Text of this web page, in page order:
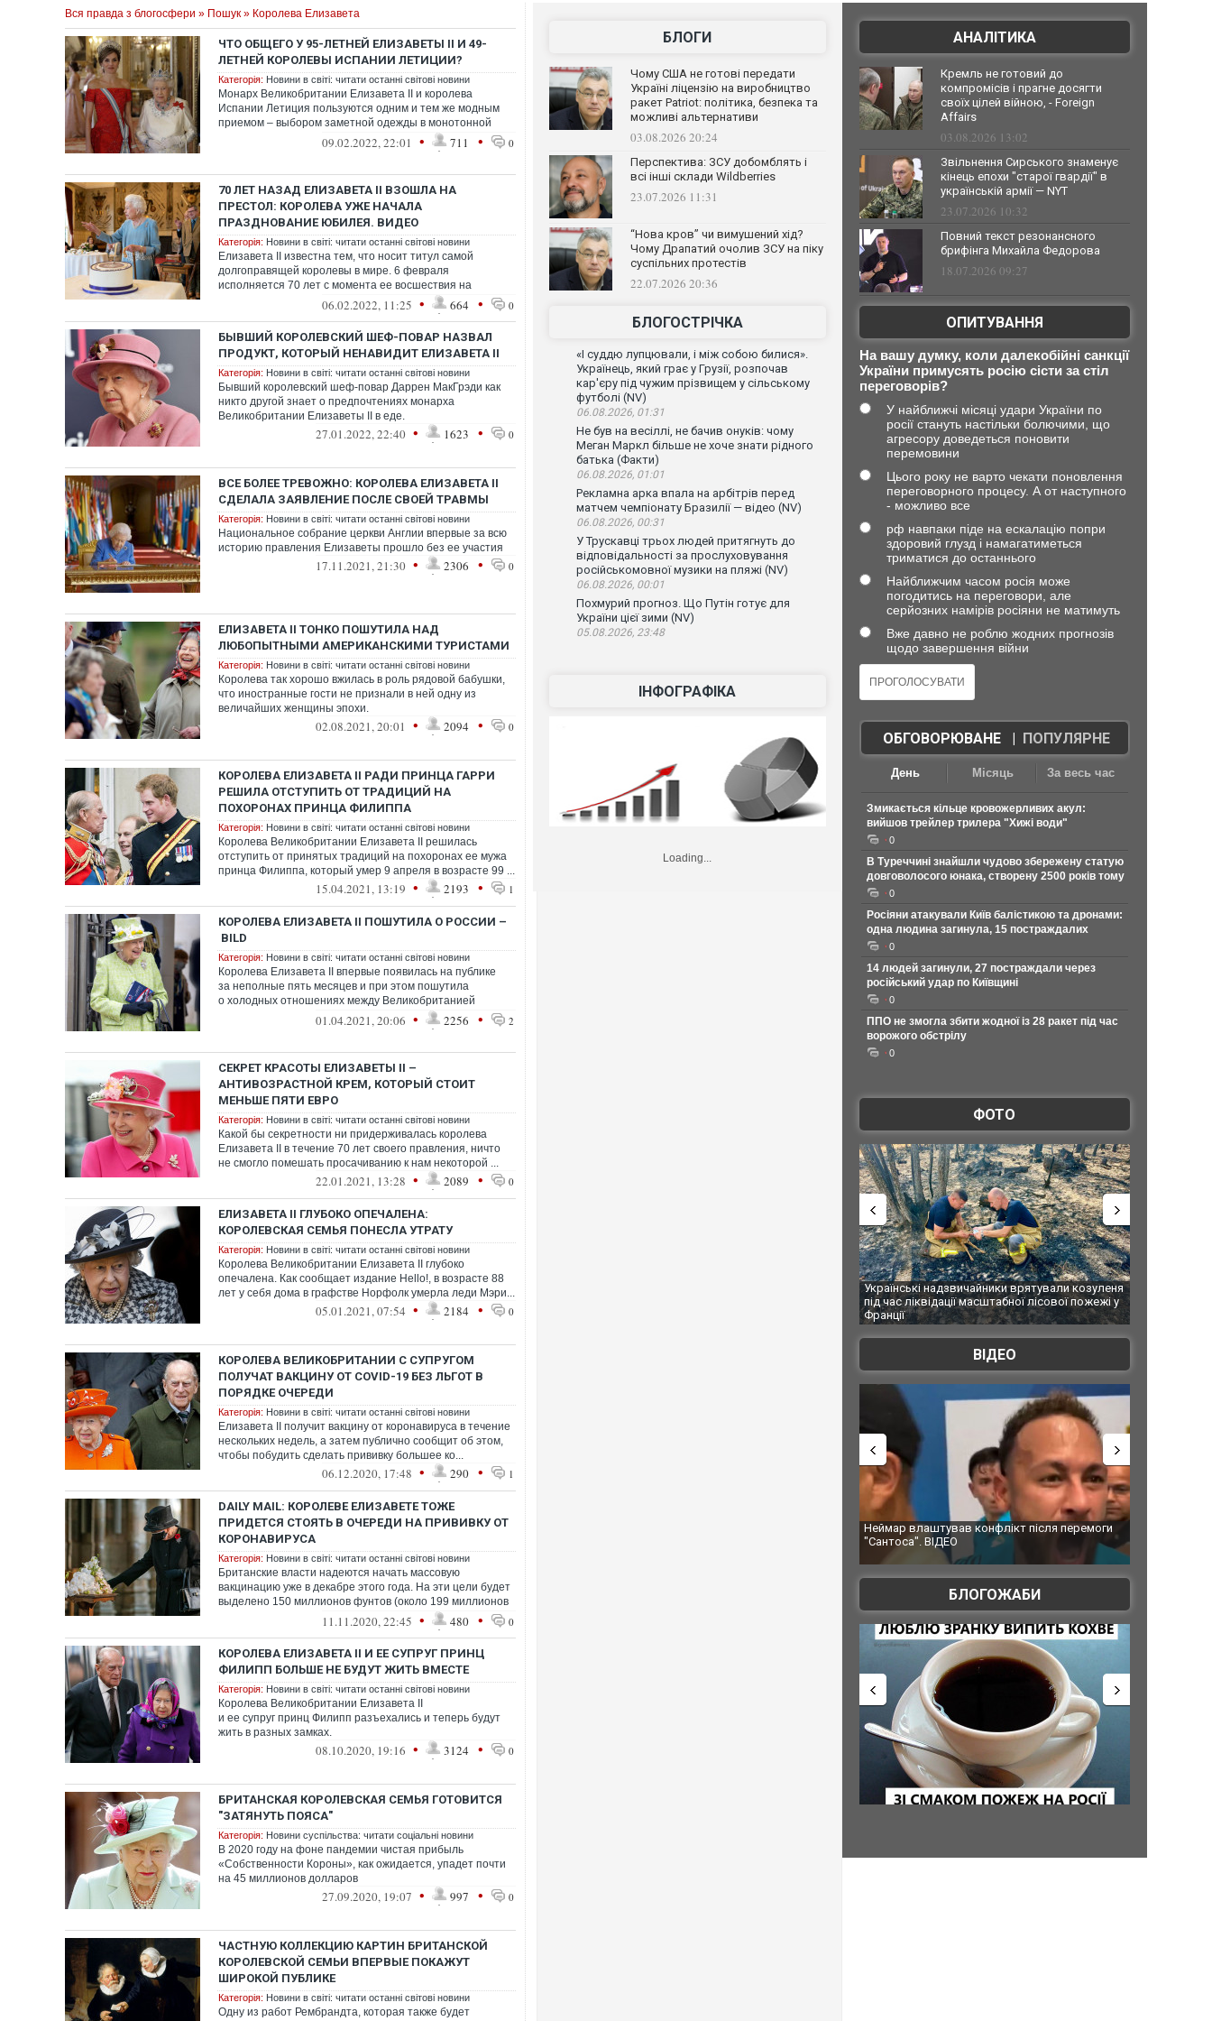
Вся правда з блогосфери » Пошук » Королева Елизавета
ЧТО ОБЩЕГО У 95-ЛЕТНЕЙ ЕЛИЗАВЕТЫ II И 49-
ЛЕТНЕЙ КОРОЛЕВЫ ИСПАНИИ ЛЕТИЦИИ?
Категорія: Новини в світі: читати останні світові новини
Монарх Великобритании Елизавета II и королева
Испании Летиция пользуются одним и тем же модным
приемом – выбором заметной одежды в монотонной
09.02.2022, 22:01 • 711 • 0
70 ЛЕТ НАЗАД ЕЛИЗАВЕТА II ВЗОШЛА НА
ПРЕСТОЛ: КОРОЛЕВА УЖЕ НАЧАЛА
ПРАЗДНОВАНИЕ ЮБИЛЕЯ. ВИДЕО
Категорія: Новини в світі: читати останні світові новини
Елизавета ІІ известна тем, что носит титул самой
долгоправящей королевы в мире. 6 февраля
исполняется 70 лет с момента ее восшествия на
06.02.2022, 11:25 • 664 • 0
БЫВШИЙ КОРОЛЕВСКИЙ ШЕФ-ПОВАР НАЗВАЛ
ПРОДУКТ, КОТОРЫЙ НЕНАВИДИТ ЕЛИЗАВЕТА II
Категорія: Новини в світі: читати останні світові новини
Бывший королевский шеф-повар Даррен МакГрэди как
никто другой знает о предпочтениях монарха
Великобритании Елизаветы II в еде.
27.01.2022, 22:40 • 1623 • 0
ВСЕ БОЛЕЕ ТРЕВОЖНО: КОРОЛЕВА ЕЛИЗАВЕТА II
СДЕЛАЛА ЗАЯВЛЕНИЕ ПОСЛЕ СВОЕЙ ТРАВМЫ
Категорія: Новини в світі: читати останні світові новини
Национальное собрание церкви Англии впервые за всю
историю правления Елизаветы прошло без ее участия
17.11.2021, 21:30 • 2306 • 0
ЕЛИЗАВЕТА II ТОНКО ПОШУТИЛА НАД
ЛЮБОПЫТНЫМИ АМЕРИКАНСКИМИ ТУРИСТАМИ
Категорія: Новини в світі: читати останні світові новини
Королева так хорошо вжилась в роль рядовой бабушки,
что иностранные гости не признали в ней одну из
величайших женщины эпохи.
02.08.2021, 20:01 • 2094 • 0
КОРОЛЕВА ЕЛИЗАВЕТА II РАДИ ПРИНЦА ГАРРИ
РЕШИЛА ОТСТУПИТЬ ОТ ТРАДИЦИЙ НА
ПОХОРОНАХ ПРИНЦА ФИЛИППА
Категорія: Новини в світі: читати останні світові новини
Королева Великобритании Елизавета II решилась
отступить от принятых традиций на похоронах ее мужа
принца Филиппа, который умер 9 апреля в возрасте 99 ...
15.04.2021, 13:19 • 2193 • 1
КОРОЛЕВА ЕЛИЗАВЕТА II ПОШУТИЛА О РОССИИ –
BILD
Категорія: Новини в світі: читати останні світові новини
Королева Елизавета II впервые появилась на публике
за неполные пять месяцев и при этом пошутила
о холодных отношениях между Великобританией
01.04.2021, 20:06 • 2256 • 2
СЕКРЕТ КРАСОТЫ ЕЛИЗАВЕТЫ II –
АНТИВОЗРАСТНОЙ КРЕМ, КОТОРЫЙ СТОИТ
МЕНЬШЕ ПЯТИ ЕВРО
Категорія: Новини в світі: читати останні світові новини
Какой бы секретности ни придерживалась королева
Елизавета II в течение 70 лет своего правления, ничто
не смогло помешать просачиванию к нам некоторой ...
22.01.2021, 13:28 • 2089 • 0
ЕЛИЗАВЕТА II ГЛУБОКО ОПЕЧАЛЕНА:
КОРОЛЕВСКАЯ СЕМЬЯ ПОНЕСЛА УТРАТУ
Категорія: Новини в світі: читати останні світові новини
Королева Великобритании Елизавета II глубоко
опечалена. Как сообщает издание Hello!, в возрасте 88
лет у себя дома в графстве Норфолк умерла леди Мэри...
05.01.2021, 07:54 • 2184 • 0
КОРОЛЕВА ВЕЛИКОБРИТАНИИ С СУПРУГОМ
ПОЛУЧАТ ВАКЦИНУ ОТ COVID-19 БЕЗ ЛЬГОТ В
ПОРЯДКЕ ОЧЕРЕДИ
Категорія: Новини в світі: читати останні світові новини
Елизавета II получит вакцину от коронавируса в течение
нескольких недель, а затем публично сообщит об этом,
чтобы побудить сделать прививку большее ко...
06.12.2020, 17:48 • 290 • 1
DAILY MAIL: КОРОЛЕВЕ ЕЛИЗАВЕТЕ ТОЖЕ
ПРИДЕТСЯ СТОЯТЬ В ОЧЕРЕДИ НА ПРИВИВКУ ОТ
КОРОНАВИРУСА
Категорія: Новини в світі: читати останні світові новини
Британские власти надеются начать массовую
вакцинацию уже в декабре этого года. На эти цели будет
выделено 150 миллионов фунтов (около 199 миллионов
11.11.2020, 22:45 • 480 • 0
КОРОЛЕВА ЕЛИЗАВЕТА II И ЕЕ СУПРУГ ПРИНЦ
ФИЛИПП БОЛЬШЕ НЕ БУДУТ ЖИТЬ ВМЕСТЕ
Категорія: Новини в світі: читати останні світові новини
Королева Великобритании Елизавета II
и ее супруг принц Филипп разъехались и теперь будут
жить в разных замках.
08.10.2020, 19:16 • 3124 • 0
БРИТАНСКАЯ КОРОЛЕВСКАЯ СЕМЬЯ ГОТОВИТСЯ
"ЗАТЯНУТЬ ПОЯСА"
Категорія: Новини суспільства: читати соціальні новини
В 2020 году на фоне пандемии чистая прибыль
«Собственности Короны», как ожидается, упадет почти
на 45 миллионов долларов
27.09.2020, 19:07 • 997 • 0
ЧАСТНУЮ КОЛЛЕКЦИЮ КАРТИН БРИТАНСКОЙ
КОРОЛЕВСКОЙ СЕМЬИ ВПЕРВЫЕ ПОКАЖУТ
ШИРОКОЙ ПУБЛИКЕ
Категорія: Новини в світі: читати останні світові новини
Одну из работ Рембрандта, которая также будет
БЛОГИ
Чому США не готові передати
Україні ліцензію на виробництво
ракет Patriot: політика, безпека та
можливі альтернативи
03.08.2026 20:24
Перспектива: ЗСУ добомблять і
всі інші склади Wildberries
23.07.2026 11:31
“Нова кров” чи вимушений хід?
Чому Драпатий очолив ЗСУ на піку
суспільних протестів
22.07.2026 20:36
БЛОГОСТРІЧКА
«І суддю лупцювали, і між собою билися».
Українець, який грає у Грузії, розпочав
кар'єру під чужим прізвищем у сільському
футболі (NV)
06.08.2026, 01:31
Не був на весіллі, не бачив онуків: чому
Меган Маркл більше не хоче знати рідного
батька (Факти)
06.08.2026, 01:01
Рекламна арка впала на арбітрів перед
матчем чемпіонату Бразилії — відео (NV)
06.08.2026, 00:31
У Трускавці трьох людей притягнуть до
відповідальності за прослуховування
російськомовної музики на пляжі (NV)
06.08.2026, 00:01
Похмурий прогноз. Що Путін готує для
України цієї зими (NV)
05.08.2026, 23:48
ІНФОГРАФІКА
Loading...
АНАЛІТИКА
Кремль не готовий до
компромісів і прагне досягти
своїх цілей війною, - Foreign
Affairs
03.08.2026 13:02
Звільнення Сирського знаменує
кінець епохи "старої гвардії" в
українській армії — NYT
23.07.2026 10:32
Повний текст резонансного
брифінга Михайла Федорова
18.07.2026 09:27
ОПИТУВАННЯ
На вашу думку, коли далекобійні санкції
України примусять росію сісти за стіл
переговорів?
У найближчі місяці удари України по
росії стануть настільки болючими, що
агресору доведеться поновити
перемовини
Цього року не варто чекати поновлення
переговорного процесу. А от наступного
- можливо все
рф навпаки піде на ескалацію попри
здоровий глузд і намагатиметься
триматися до останнього
Найближчим часом росія може
погодитись на переговори, але
серйозних намірів росіяни не матимуть
Вже давно не роблю жодних прогнозів
щодо завершення війни
ОБГОВОРЮВАНЕ| ПОПУЛЯРНЕ
День Місяць За весь час
Змикається кільце кровожерливих акул:
вийшов трейлер трилера "Хижі води"
0
В Туреччині знайшли чудово збережену статую
довговолосого юнака, створену 2500 років тому
0
Росіяни атакували Київ балістикою та дронами:
одна людина загинула, 15 постраждалих
0
14 людей загинули, 27 постраждали через
російський удар по Київщині
0
ППО не змогла збити жодної із 28 ракет під час
ворожого обстрілу
0
ФОТО
Українські надзвичайники врятували козуленя
під час ліквідації масштабної лісової пожежі у
СБУ за сприяння Нацполіції та
Болгарії затримала
ФОТО
ВІДЕО
Неймар влаштував конфлікт після перемоги
Мудрик провів перший матч за
допінгової дискваліфікації.
БЛОГОЖАБИ